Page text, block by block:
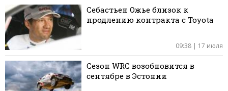
Себастьен Ожье близок к
продлению контракта с Toyota
09:38 | 17 июля
Сезон WRC возобновится в
сентябре в Эстонии